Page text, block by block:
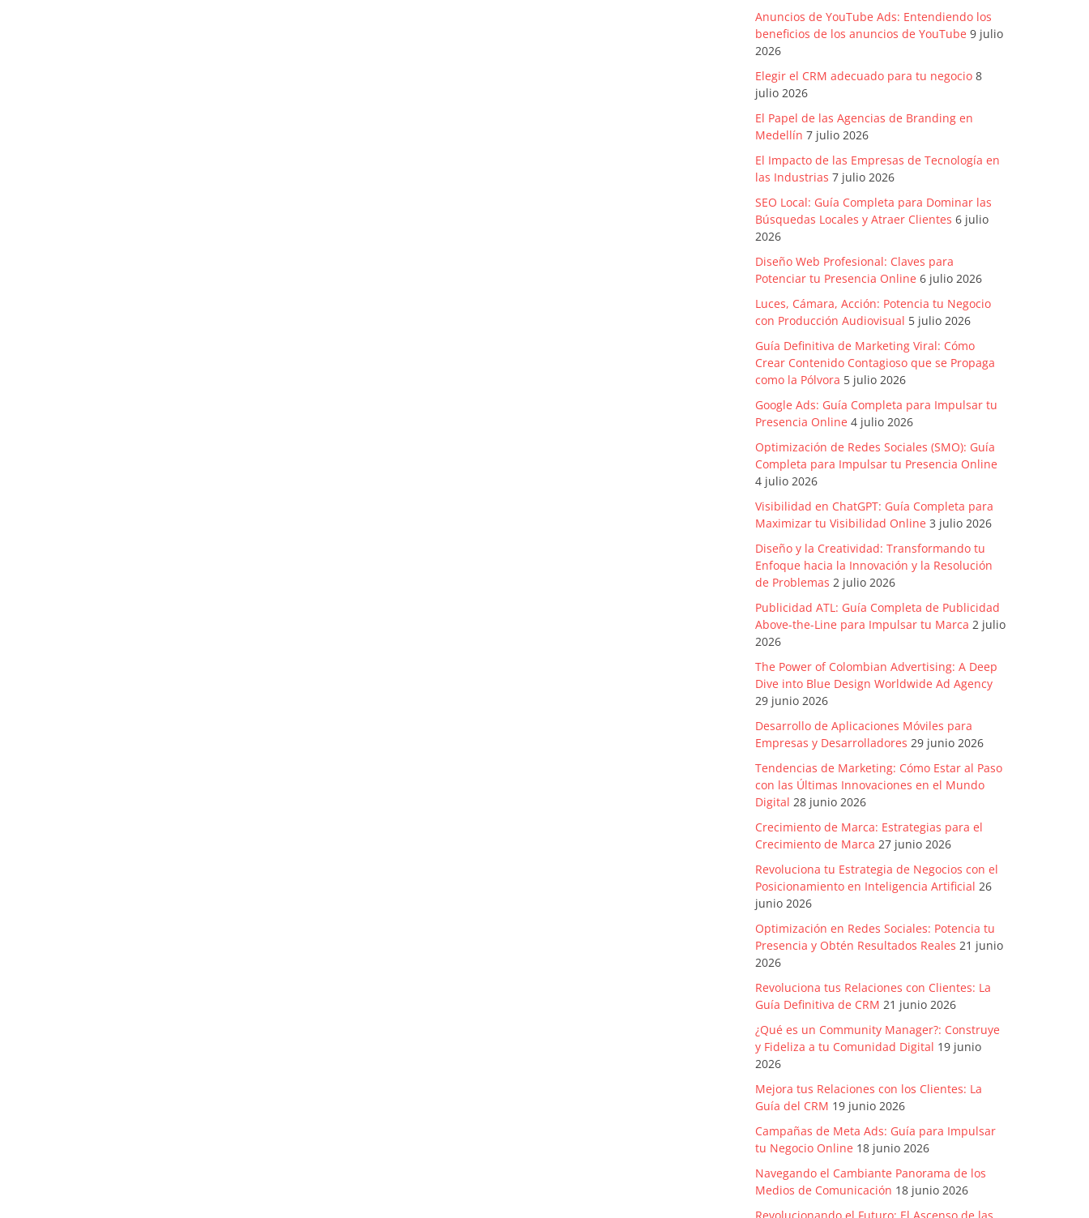
Anuncios de YouTube Ads: Entendiendo los
beneficios de los anuncios de YouTube 9 julio
2026
Elegir el CRM adecuado para tu negocio 8
julio 2026
El Papel de las Agencias de Branding en
Medellín 7 julio 2026
El Impacto de las Empresas de Tecnología en
las Industrias 7 julio 2026
SEO Local: Guía Completa para Dominar las
Búsquedas Locales y Atraer Clientes 6 julio
2026
Diseño Web Profesional: Claves para
Potenciar tu Presencia Online 6 julio 2026
Luces, Cámara, Acción: Potencia tu Negocio
con Producción Audiovisual 5 julio 2026
Guía Definitiva de Marketing Viral: Cómo
Crear Contenido Contagioso que se Propaga
como la Pólvora 5 julio 2026
Google Ads: Guía Completa para Impulsar tu
Presencia Online 4 julio 2026
Optimización de Redes Sociales (SMO): Guía
Completa para Impulsar tu Presencia Online
4 julio 2026
Visibilidad en ChatGPT: Guía Completa para
Maximizar tu Visibilidad Online 3 julio 2026
Diseño y la Creatividad: Transformando tu
Enfoque hacia la Innovación y la Resolución
de Problemas 2 julio 2026
Publicidad ATL: Guía Completa de Publicidad
Above-the-Line para Impulsar tu Marca 2 julio
2026
The Power of Colombian Advertising: A Deep
Dive into Blue Design Worldwide Ad Agency
29 junio 2026
Desarrollo de Aplicaciones Móviles para
Empresas y Desarrolladores 29 junio 2026
Tendencias de Marketing: Cómo Estar al Paso
con las Últimas Innovaciones en el Mundo
Digital 28 junio 2026
Crecimiento de Marca: Estrategias para el
Crecimiento de Marca 27 junio 2026
Revoluciona tu Estrategia de Negocios con el
Posicionamiento en Inteligencia Artificial 26
junio 2026
Optimización en Redes Sociales: Potencia tu
Presencia y Obtén Resultados Reales 21 junio
2026
Revoluciona tus Relaciones con Clientes: La
Guía Definitiva de CRM 21 junio 2026
¿Qué es un Community Manager?: Construye
y Fideliza a tu Comunidad Digital 19 junio
2026
Mejora tus Relaciones con los Clientes: La
Guía del CRM 19 junio 2026
Campañas de Meta Ads: Guía para Impulsar
tu Negocio Online 18 junio 2026
Navegando el Cambiante Panorama de los
Medios de Comunicación 18 junio 2026